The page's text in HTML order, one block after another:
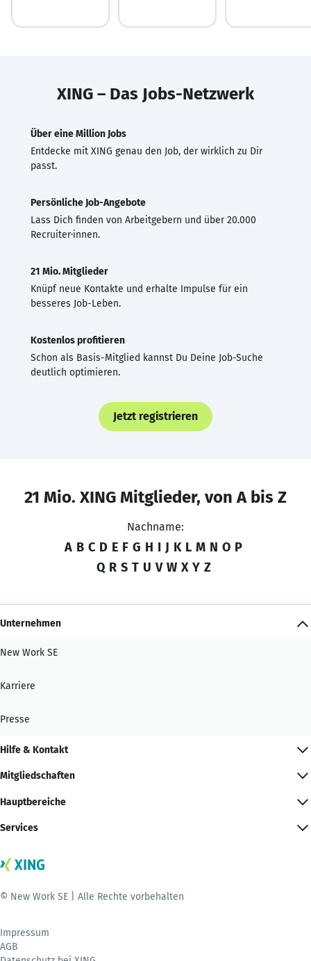
XING – Das Jobs-Netzwerk
Über eine Million Jobs
Entdecke mit XING genau den Job, der wirklich zu Dir
passt.
Persönliche Job-Angebote
Lass Dich finden von Arbeitgebern und über 20.000
Recruiter·innen.
21 Mio. Mitglieder
Knüpf neue Kontakte und erhalte Impulse für ein
besseres Job-Leben.
Kostenlos profitieren
Schon als Basis-Mitglied kannst Du Deine Job-Suche
deutlich optimieren.
Jetzt registrieren
21 Mio. XING Mitglieder, von A bis Z
Nachname:
A B C D E F G H I J K L M N O P
Q R S T U V W X Y Z
Unternehmen
New Work SE
Karriere
Presse
Hilfe & Kontakt
Mitgliedschaften
Hauptbereiche
Services
© New Work SE | Alle Rechte vorbehalten
Impressum
AGB